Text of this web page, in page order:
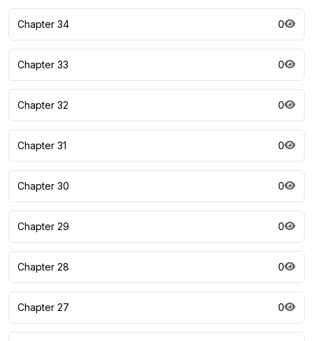
Chapter 34 0
Chapter 33 0
Chapter 32 0
Chapter 31 0
Chapter 30 0
Chapter 29 0
Chapter 28 0
Chapter 27 0